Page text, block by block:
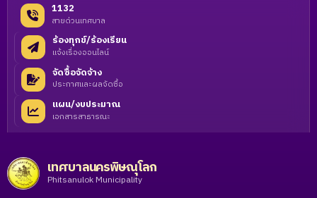
1132
สายด่วนเทศบาล
ร้องทุกข์/ร้องเรียน
แจ้งเรื่องออนไลน์
จัดซื้อจัดจ้าง
ประกาศและผลจัดซื้อ
แผน/งบประมาณ
เอกสารสาธารณะ
เทศบาลนครพิษณุโลก
Phitsanulok Municipality